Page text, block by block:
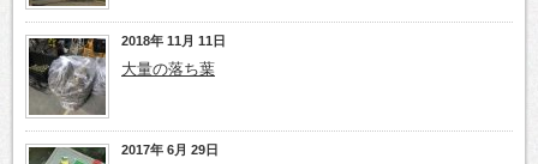
2018年 11月 11日
大量の落ち葉
2017年 6月 29日